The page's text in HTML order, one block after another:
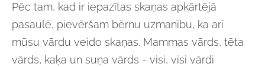
Pēc tam, kad ir iepazītas skaņas apkārtējā
pasaulē, pievēršam bērnu uzmanību, ka arī
mūsu vārdu veido skaņas. Mammas vārds, tēta
vārds, kaķa un suņa vārds - visi, visi vārdi